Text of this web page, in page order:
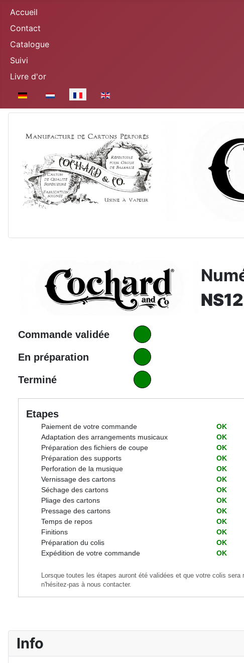
Accueil
Contact
Catalogue
Suivi
Livre d'or
Sélectionnez votre langue
Info
Commande validée
En préparation
Terminé
Etapes
Paiement de votre commande
OK
Adaptation des arrangements musicaux
OK
Préparation des fichiers de coupe
OK
Préparation des supports
OK
Perforation de la musique
OK
Vernissage des cartons
OK
Séchage des cartons
OK
Pliage des cartons
OK
Pressage des cartons
OK
Temps de repos
OK
Finitions
OK
Préparation du colis
OK
Expédition de votre commande
OK
Lorsque toutes les étapes auront été validées et que votre colis
n'hésitez-pas à nous contacter.